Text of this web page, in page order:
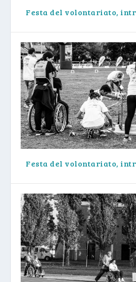
Festa del volontariato,
Festa del volontariato,